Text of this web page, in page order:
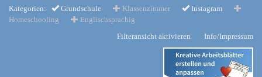
Kategorien: Grundschule Klassenzimmer
Instagram
Homeschooling
Englischsprachig
Filteransicht aktivieren
Info/Impressum